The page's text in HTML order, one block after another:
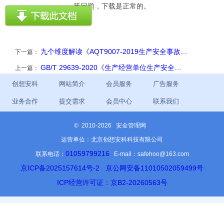
等问题，下载是正常的。
下一篇： 九个维度解读《AQT9007-2019生产安全事故…
上一篇： GB/T 29639-2020《生产经营单位生产安全…
创想安科 网站简介 会员服务 广告服务
业务合作 提交需求 会员中心 联系我们
© 2010-2026 安全管理网
运营单位：北京创想安科科技有限公司
联系电话： 01059799216 E-mail：safehoo@163.com
京ICP备2025157614号-2
京公网安备11010502059499号
ICP经营许可证：京B2-20260563号